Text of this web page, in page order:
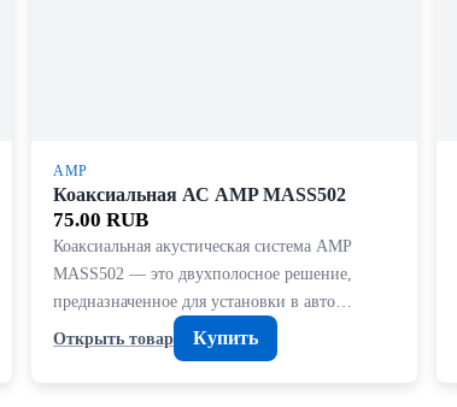
AMP
Коаксиальная АС AMP MASS502
75.00 RUB
Коаксиальная акустическая система AMP
MASS502 — это двухполосное решение,
предназначенное для установки в авто…
Открыть товар
Купить